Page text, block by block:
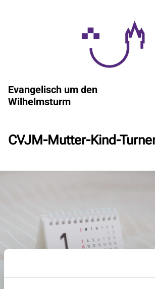
Evangelisch um den
Wilhelmsturm
CVJM-Mutter-Kind-